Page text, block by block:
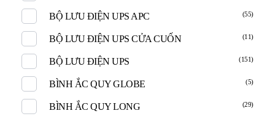
BỘ LƯU ĐIỆN UPS APC (55)
BỘ LƯU ĐIỆN UPS CỬA CUỐN (11)
BỘ LƯU ĐIỆN UPS (151)
BÌNH ẮC QUY GLOBE (5)
BÌNH ẮC QUY LONG (29)